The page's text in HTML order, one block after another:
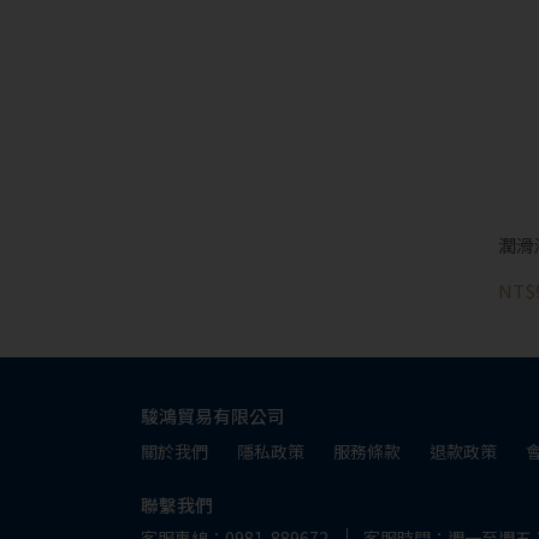
潤
駿鴻貿易有限公司
關於我們 隱私政策 服務條款 退款政策
聯繫我們